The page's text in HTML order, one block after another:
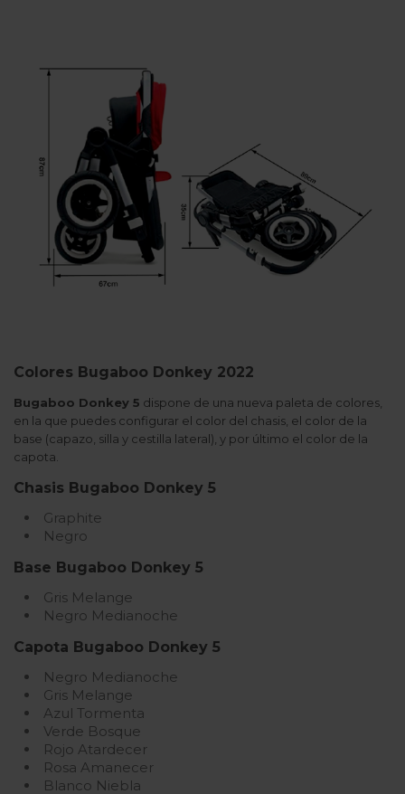
Colores Bugaboo Donkey 2022
Bugaboo Donkey 5 dispone de una nueva paleta de colores,
en la que puedes configurar el color del chasis, el color de la
base (capazo, silla y cestilla lateral), y por último el color de la
capota.
Chasis Bugaboo Donkey 5
Graphite
Negro
Base Bugaboo Donkey 5
Gris Melange
Negro Medianoche
Capota Bugaboo Donkey 5
Negro Medianoche
Gris Melange
Azul Tormenta
Verde Bosque
Rojo Atardecer
Rosa Amanecer
Blanco Niebla